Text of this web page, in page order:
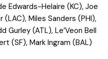
Edwards-Helaire (KC), Joe
(LAC), Miles Sanders (PHI),
Gurley (ATL), Le’Veon Bell
(SF), Mark Ingram (BAL)